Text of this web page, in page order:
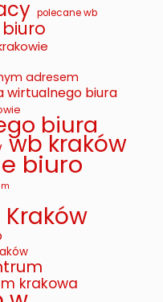
polecane wb
adresem
wirtualnego biura
biura
wb kraków
biuro
krakowa